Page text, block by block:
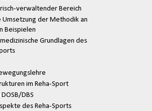
verwaltender Bereich
Umsetzung der Methodik an
Beispielen
Grundlagen des
im Reha-Sport
DBS
des Reha-Sports